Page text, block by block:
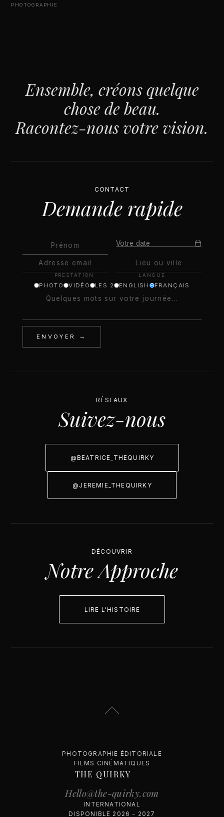
PHOTOGRAPHIE
Ensemble, créons quelque
chose de beau.
Racontez-nous votre vision.
CONTACT
Demande rapide
Votre date
PRESTATION
PHOTO VIDÉO LES 2
LANGUE
ENGLISH FRANÇAIS
ENVOYER →
RÉSEAUX
Suivez-nous
@BEATRICE_THEQUIRKY
@JEREMIE_THEQUIRKY
DÉCOUVRIR
Notre Approche
LIRE L'HISTOIRE
PHOTOGRAPHIE ÉDITORIALE
FILMS CINÉMATIQUES
THE QUIRKY
Hello@the-quirky.com
INTERNATIONAL
DISPONIBLE 2026 - 2027